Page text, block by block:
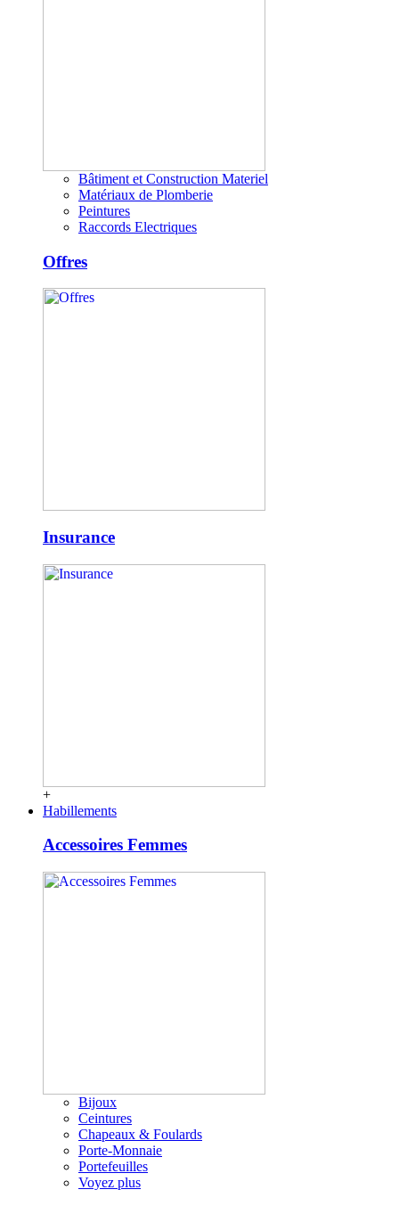
Bâtiment et Construction Materiel
Matériaux de Plomberie
Peintures
Raccords Electriques
Offres
Insurance
+
Habillements
Accessoires Femmes
Bijoux
Ceintures
Chapeaux & Foulards
Porte-Monnaie
Portefeuilles
Voyez plus